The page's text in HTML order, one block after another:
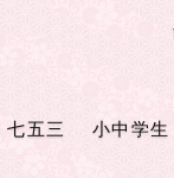
七五三 小中学生